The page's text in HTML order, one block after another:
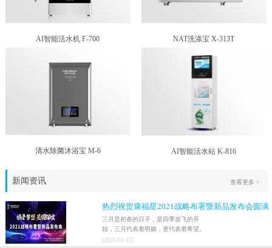
AI智能活水机 F-700 NAT洗涤宝 X-313T
清水除菌沐浴宝 M-6 AI智能活水站 K-816
新闻资讯
热烈祝贺康福星2021战略布署暨新品发布会圆满
结束！！
三月是初春的日子，是四季放飞的开
始，三月代表着明媚，更代表着希望。
2021年3月9日，家人们激情澎湃地迎来
[2021-03-12]
查看更多 >